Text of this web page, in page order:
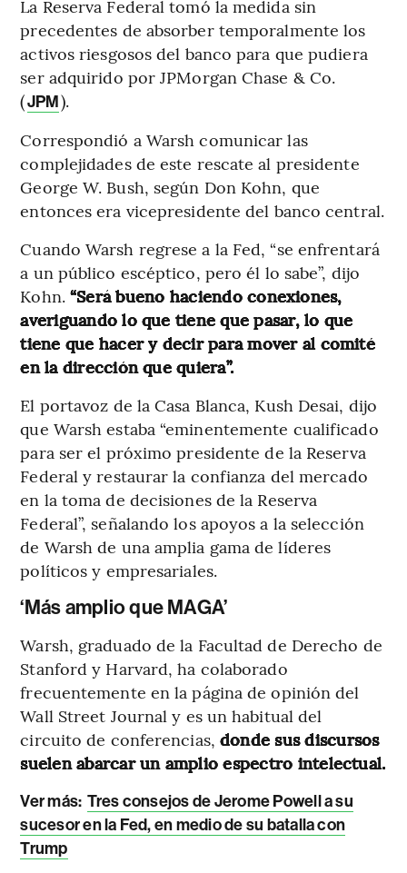
La Reserva Federal tomó la medida sin
precedentes de absorber temporalmente los
activos riesgosos del banco para que pudiera
ser adquirido por JPMorgan Chase & Co.
(JPM).
Correspondió a Warsh comunicar las
complejidades de este rescate al presidente
George W. Bush, según Don Kohn, que
entonces era vicepresidente del banco central.
Cuando Warsh regrese a la Fed, “se enfrentará
a un público escéptico, pero él lo sabe”, dijo
Kohn. “Será bueno haciendo conexiones,
averiguando lo que tiene que pasar, lo que
tiene que hacer y decir para mover al comité
en la dirección que quiera”.
El portavoz de la Casa Blanca, Kush Desai, dijo
que Warsh estaba “eminentemente cualificado
para ser el próximo presidente de la Reserva
Federal y restaurar la confianza del mercado
en la toma de decisiones de la Reserva
Federal”, señalando los apoyos a la selección
de Warsh de una amplia gama de líderes
políticos y empresariales.
‘Más amplio que MAGA’
Warsh, graduado de la Facultad de Derecho de
Stanford y Harvard, ha colaborado
frecuentemente en la página de opinión del
Wall Street Journal y es un habitual del
circuito de conferencias, donde sus discursos
suelen abarcar un amplio espectro intelectual.
Ver más: Tres consejos de Jerome Powell a su
sucesor en la Fed, en medio de su batalla con
Trump